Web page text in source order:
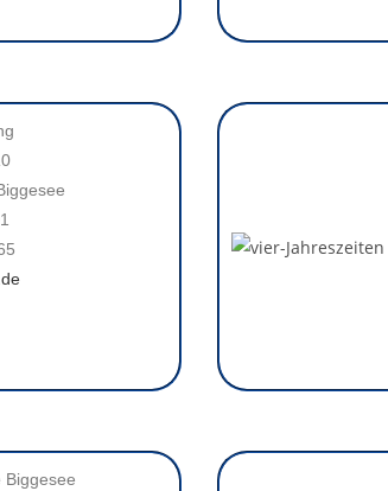
Biggesee